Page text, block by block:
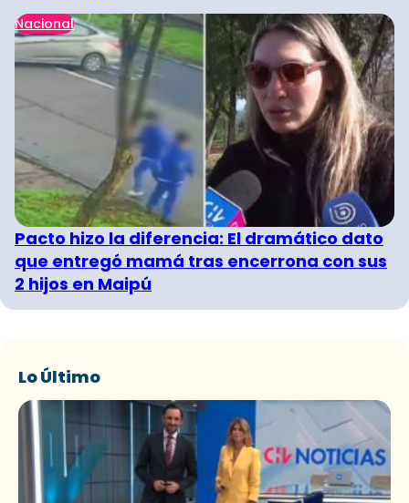
Nacional
Pacto hizo la diferencia: El dramático dato
que entregó mamá tras encerrona con sus
2 hijos en Maipú
Lo Último